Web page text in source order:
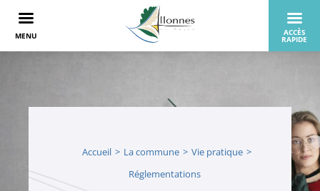
Accueil La commune
Vie pratique
Réglementations